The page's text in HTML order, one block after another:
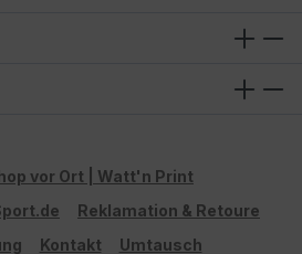
vor Ort | Watt'n Print
Reklamation & Retoure
Kontakt Umtausch